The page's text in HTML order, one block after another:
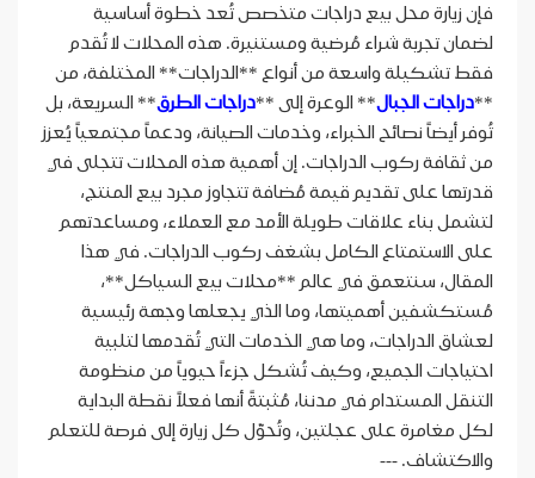
فإن زيارة محل بيع دراجات متخصص تُعد خطوة أساسية
لضمان تجربة شراء مُرضية ومستنيرة. هذه المحلات لا تُقدم
فقط تشكيلة واسعة من أنواع **الدراجات** المختلفة، من
**دراجات الجبال** الوعرة إلى **دراجات الطرق** السريعة، بل
تُوفر أيضاً نصائح الخبراء، وخدمات الصيانة، ودعماً مجتمعياً يُعزز
من ثقافة ركوب الدراجات. إن أهمية هذه المحلات تتجلى في
قدرتها على تقديم قيمة مُضافة تتجاوز مجرد بيع المنتج،
لتشمل بناء علاقات طويلة الأمد مع العملاء، ومساعدتهم
على الاستمتاع الكامل بشغف ركوب الدراجات. في هذا
المقال، سنتعمق في عالم **محلات بيع السياكل**،
مُستكشفين أهميتها، وما الذي يجعلها وجهة رئيسية
لعشاق الدراجات، وما هي الخدمات التي تُقدمها لتلبية
احتياجات الجميع، وكيف تُشكل جزءاً حيوياً من منظومة
التنقل المستدام في مدننا، مُثبتةً أنها فعلاً نقطة البداية
لكل مغامرة على عجلتين، وتُحوّل كل زيارة إلى فرصة للتعلم
والاكتشاف. ---